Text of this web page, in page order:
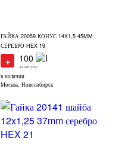
ГАЙКА 20059 КОНУС 14X1,5 45MM
СЕРЕБРО HEX 19
+ 100
за штуку
в наличии
Москва, Новосибирск